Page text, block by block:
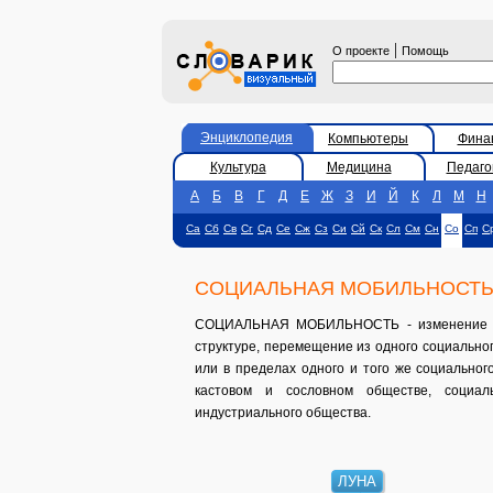
О проекте | Помощь
Энциклопедия Компьютеры
Культура
Медицина
А
Б В Г Д Е Ж З И Й К Л М Н
Са Сб Св Сг Сд Се Сж Сз Си Сй Ск Сл См Сн Со Сп
СОЦИАЛЬНАЯ МОБИЛЬНОСТЬ
СОЦИАЛЬНАЯ МОБИЛЬНОСТЬ - изменение
структуре, перемещение из одного
или в пределах одного и того же
кастовом и сословном обществе,
индустриального общества.
ЛУНА